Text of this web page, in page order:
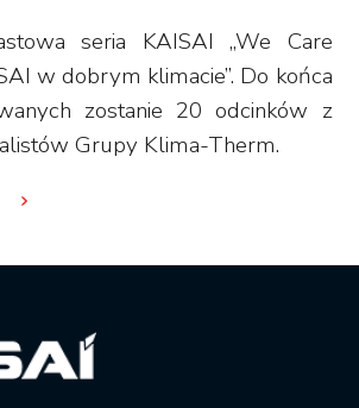
seria KAISAI „We Care
w dobrym klimacie”. Do końca
zostanie 20 odcinków z
Grupy Klima-Therm.